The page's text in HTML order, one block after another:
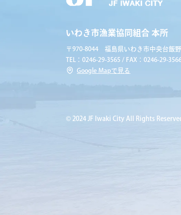
いわき市漁業協同組合 本所
〒970-8044 福島県いわき市中央台飯
TEL：0246-29-3565 / FAX：0246-29-
Google Mapで見る
© 2024 JF Iwaki City All Rights